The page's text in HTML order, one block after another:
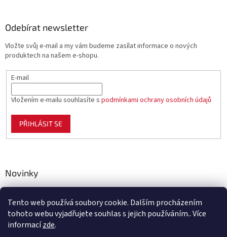
Tento web používá soubory cookie. Dalším procházením
tohoto webu vyjadřujete souhlas s jejich používáním.. Více
informacízde.
Odebírat newsletter
Vložte svůj e-mail a my vám budeme zasílat informace o nových
produktech na našem e-shopu.
E-mail
Vložením e-mailu souhlasíte s podmínkami ochrany osobních údajů
PŘIHLÁSIT SE
Novinky
zahradu, chov i domácnost